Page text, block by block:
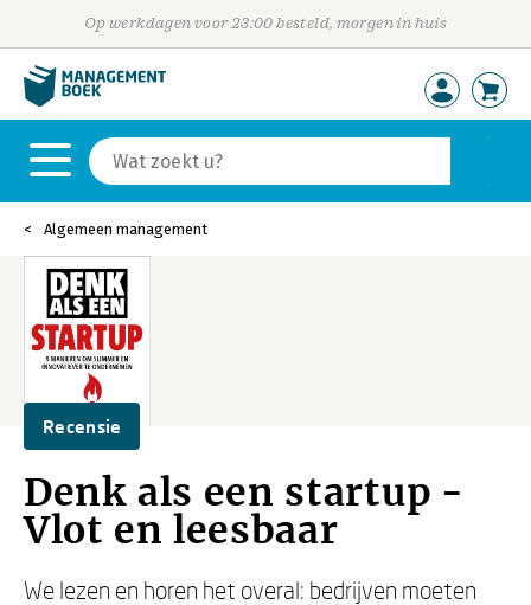
Op werkdagen voor 23:00 besteld, morgen in huis
Algemeen management
Recensie
Denk als een startup -
Vlot en leesbaar
We lezen en horen het overal: bedrijven moeten